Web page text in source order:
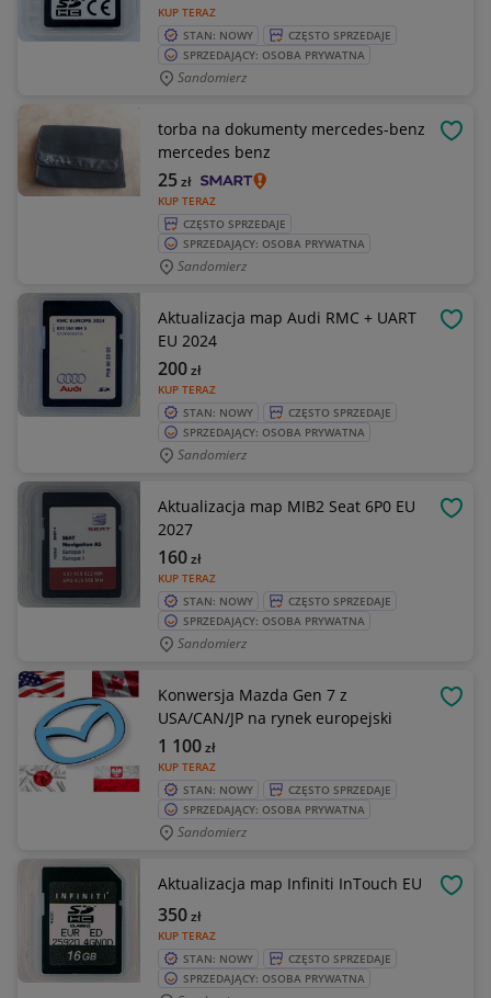
KUP TERAZ
STAN: NOWY
CZĘSTO SPRZEDAJE
SPRZEDAJĄCY: OSOBA PRYWATNA
Sandomierz
torba na dokumenty mercedes-benz
mercedes benz
KUP TERAZ
25zł
CZĘSTO SPRZEDAJE
SPRZEDAJĄCY: OSOBA PRYWATNA
Sandomierz
Aktualizacja map Audi RMC + UART
EU 2024
KUP TERAZ
200zł
STAN: NOWY
CZĘSTO SPRZEDAJE
SPRZEDAJĄCY: OSOBA PRYWATNA
Sandomierz
Aktualizacja map MIB2 Seat 6P0 EU
2027
KUP TERAZ
160zł
STAN: NOWY
CZĘSTO SPRZEDAJE
SPRZEDAJĄCY: OSOBA PRYWATNA
Sandomierz
Konwersja Mazda Gen 7 z
USA/CAN/JP na rynek europejski
KUP TERAZ
1 100zł
STAN: NOWY
CZĘSTO SPRZEDAJE
SPRZEDAJĄCY: OSOBA PRYWATNA
Sandomierz
Aktualizacja map Infiniti InTouch EU
KUP TERAZ
350zł
STAN: NOWY
CZĘSTO SPRZEDAJE
SPRZEDAJĄCY: OSOBA PRYWATNA